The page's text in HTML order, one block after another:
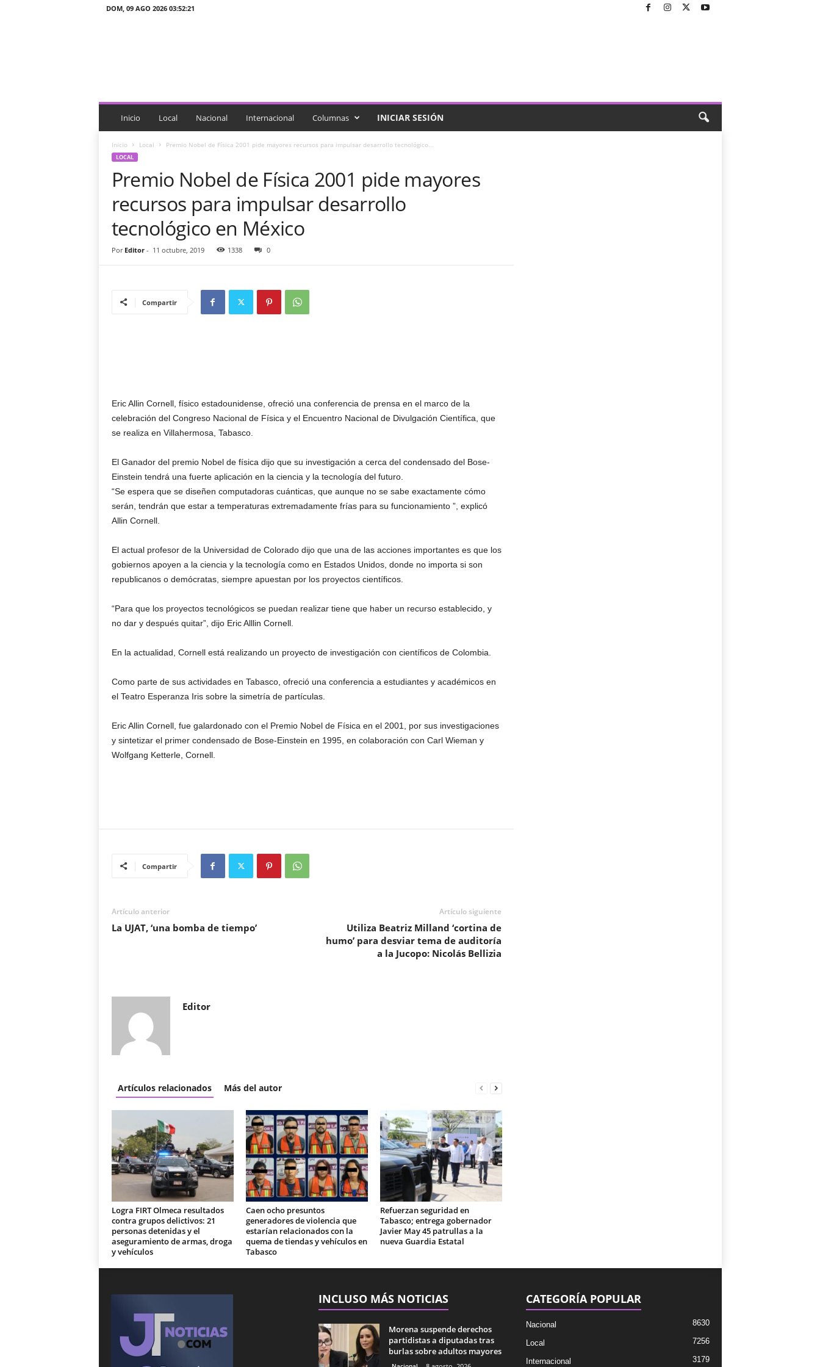
DOM, 09 AGO 2026 03:52:21
c
a
Inicio Local Nacional Internacional Columnas INICIAR SESIÓN
Inicio Local Premio Nobel de Física 2001 pide mayores recursos para impulsar desarrollo tecnológico...
LOCAL
Premio Nobel de Física 2001 pide mayores
recursos para impulsar desarrollo
tecnológico en México
Por Editor- 11 octubre, 2019 1338 0
Compartir
Eric Allin Cornell, físico estadounidense, ofreció una conferencia de prensa en el marco de la
celebración del Congreso Nacional de Física y el Encuentro Nacional de Divulgación Científica, que
se realiza en Villahermosa, Tabasco.
El Ganador del premio Nobel de física dijo que su investigación a cerca del condensado del Bose-
Einstein tendrá una fuerte aplicación en la ciencia y la tecnología del futuro.
“Se espera que se diseñen computadoras cuánticas, que aunque no se sabe exactamente cómo
serán, tendrán que estar a temperaturas extremadamente frías para su funcionamiento ”, explicó
Allin Cornell.
El actual profesor de la Universidad de Colorado dijo que una de las acciones importantes es que los
gobiernos apoyen a la ciencia y la tecnología como en Estados Unidos, donde no importa si son
republicanos o demócratas, siempre apuestan por los proyectos científicos.
“Para que los proyectos tecnológicos se puedan realizar tiene que haber un recurso establecido, y
no dar y después quitar”, dijo Eric Alllin Cornell.
En la actualidad, Cornell está realizando un proyecto de investigación con científicos de Colombia.
Como parte de sus actividades en Tabasco, ofreció una conferencia a estudiantes y académicos en
el Teatro Esperanza Iris sobre la simetría de partículas.
Eric Allin Cornell, fue galardonado con el Premio Nobel de Física en el 2001, por sus investigaciones
y sintetizar el primer condensado de Bose-Einstein en 1995, en colaboración con Carl Wieman y
Wolfgang Ketterle, Cornell.
Compartir
Artículo anterior
La UJAT, ‘una bomba de tiempo’
Artículo siguiente
Utiliza Beatriz Milland ‘cortina de
humo’ para desviar tema de auditoría
a la Jucopo: Nicolás Bellizia
Editor
Artículos relacionados Más del autor
Logra FIRT Olmeca resultados
contra grupos delictivos: 21
personas detenidas y el
aseguramiento de armas, droga
y vehículos
Caen ocho presuntos
generadores de violencia que
estarían relacionados con la
quema de tiendas y vehículos en
Tabasco
Refuerzan seguridad en
Tabasco; entrega gobernador
Javier May 45 patrullas a la
nueva Guardia Estatal
INCLUSO MÁS NOTICIAS
Morena suspende derechos
partidistas a diputadas tras
burlas sobre adultos mayores
CATEGORÍA POPULAR
Nacional 8630
Local 7256
Internacional 3179